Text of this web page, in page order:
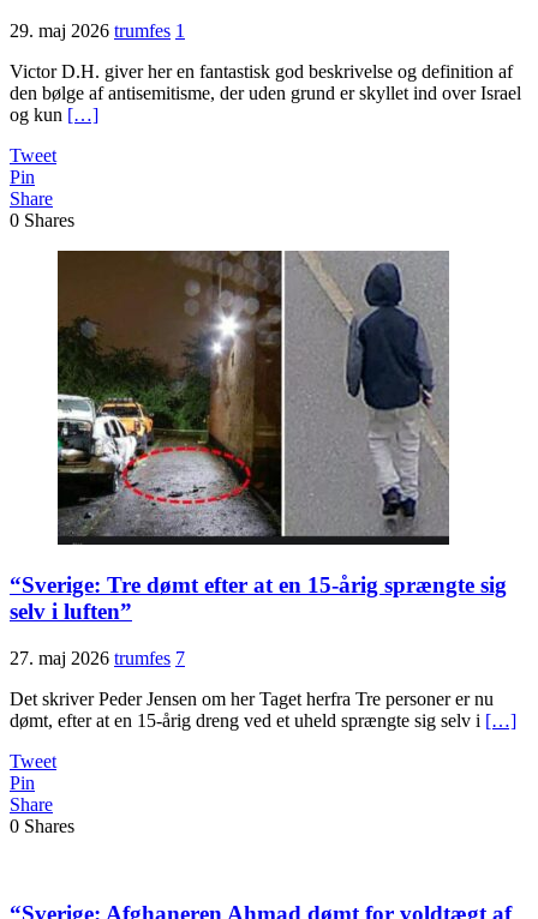
29. maj 2026 trumfes 1
Victor D.H. giver her en fantastisk god beskrivelse og definition af
den bølge af antisemitisme, der uden grund er skyllet ind over Israel
og kun […]
Tweet
Pin
Share
0 Shares
“Sverige: Tre dømt efter at en 15-årig sprængte sig
selv i luften”
27. maj 2026 trumfes 7
Det skriver Peder Jensen om her Taget herfra Tre personer er nu
dømt, efter at en 15-årig dreng ved et uheld sprængte sig selv i […]
Tweet
Pin
Share
0 Shares
“Sverige: Afghaneren Ahmad dømt for voldtægt af